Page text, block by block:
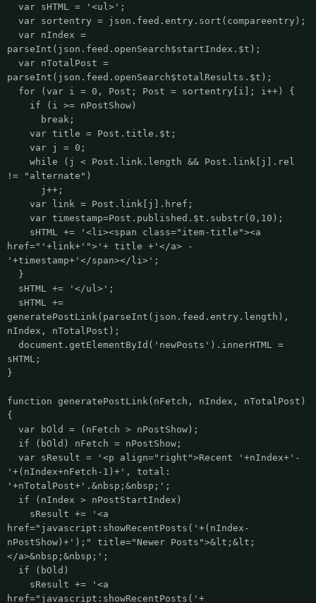
var sHTML = '<ul>';
var sortentry = json.feed.entry.sort(compareentry);
var nIndex =
parseInt(json.feed.openSearch$startIndex.$t);
var nTotalPost =
parseInt(json.feed.openSearch$totalResults.$t);
for (var i = 0, Post; Post = sortentry[i]; i++) {
if (i >= nPostShow)
break;
var title = Post.title.$t;
var j = 0;
while (j < Post.link.length && Post.link[j].rel
!= "alternate")
j++;
var link = Post.link[j].href;
var timestamp=Post.published.$t.substr(0,10);
sHTML += '<li><span class="item-title"><a
href="'+link+'">'+ title +'</a> -
'+timestamp+'</span></li>';
}
sHTML += '</ul>';
sHTML +=
generatePostLink(parseInt(json.feed.entry.length),
nIndex, nTotalPost);
document.getElementById('newPosts').innerHTML =
sHTML;
}
function generatePostLink(nFetch, nIndex, nTotalPost)
{
var bOld = (nFetch > nPostShow);
if (bOld) nFetch = nPostShow;
var sResult = '<p align="right">Recent '+nIndex+'-
'+(nIndex+nFetch-1)+', total:
'+nTotalPost+'.&nbsp;&nbsp;';
if (nIndex > nPostStartIndex)
sResult += '<a
href="javascript:showRecentPosts('+(nIndex-
nPostShow)+');" title="Newer Posts">&lt;&lt;
</a>&nbsp;&nbsp;';
if (bOld)
sResult += '<a
href="javascript:showRecentPosts('+